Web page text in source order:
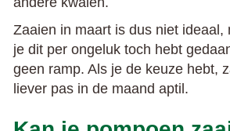
Zaaien in maart is dus niet ideaal,
je dit per ongeluk toch hebt
geen ramp. Als je de keuze hebt,
liever pas in de maand aptil.